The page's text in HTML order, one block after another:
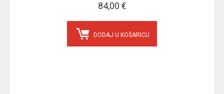
84,00 €
DODAJ U KOŠARICU